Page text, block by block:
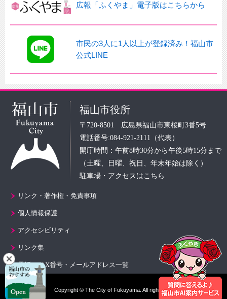
広報「ふくやま」電子版はこちらから
市民の3人に1人以上が登録済み！福山市
公式LINE
福山市役所
〒720-8501 広島県福山市東桜町3番5号
電話番号:084-921-2111（代表）
開庁時間：午前8時30分から午後5時15分まで
（土曜、日曜、祝日、年末年始は除く）
駐車場・アクセスはこちら
リンク・著作権・免責事項
個人情報保護
アクセシビリティ
リンク集
電話・FAX番号・メールアドレス一覧
Copyright © The City of Fukuyama. All rights reserved.